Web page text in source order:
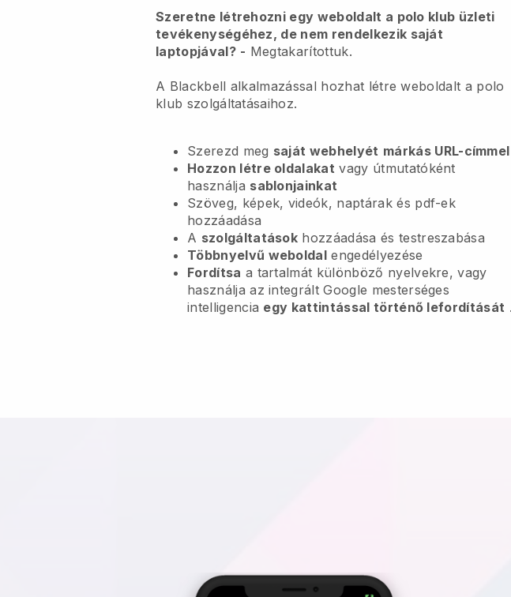
Szeretne létrehozni egy weboldalt a polo klub üzleti
tevékenységéhez, de nem rendelkezik saját
laptopjával? - Megtakarítottuk.
A Blackbell alkalmazással hozhat létre weboldalt a polo
klub szolgáltatásaihoz.
Szerezd meg saját webhelyét márkás URL-címmel
Hozzon létre oldalakat vagy útmutatóként
használja sablonjainkat
Szöveg, képek, videók, naptárak és pdf-ek
hozzáadása
A szolgáltatások hozzáadása és testreszabása
Többnyelvű weboldal engedélyezése
Fordítsa a tartalmát különböző nyelvekre, vagy
használja az integrált Google mesterséges
intelligencia egy kattintással történő lefordítását .